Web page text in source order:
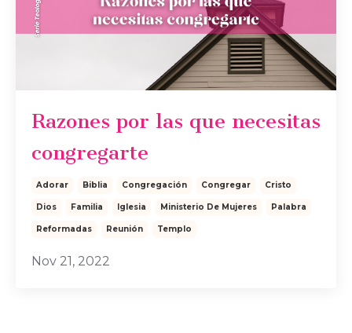
Razones por las que necesitas
congregarte
Adorar Biblia Congregación Congregar Cristo
Dios Familia Iglesia Ministerio De Mujeres Palabra
Reformadas Reunión Templo
Nov 21, 2022